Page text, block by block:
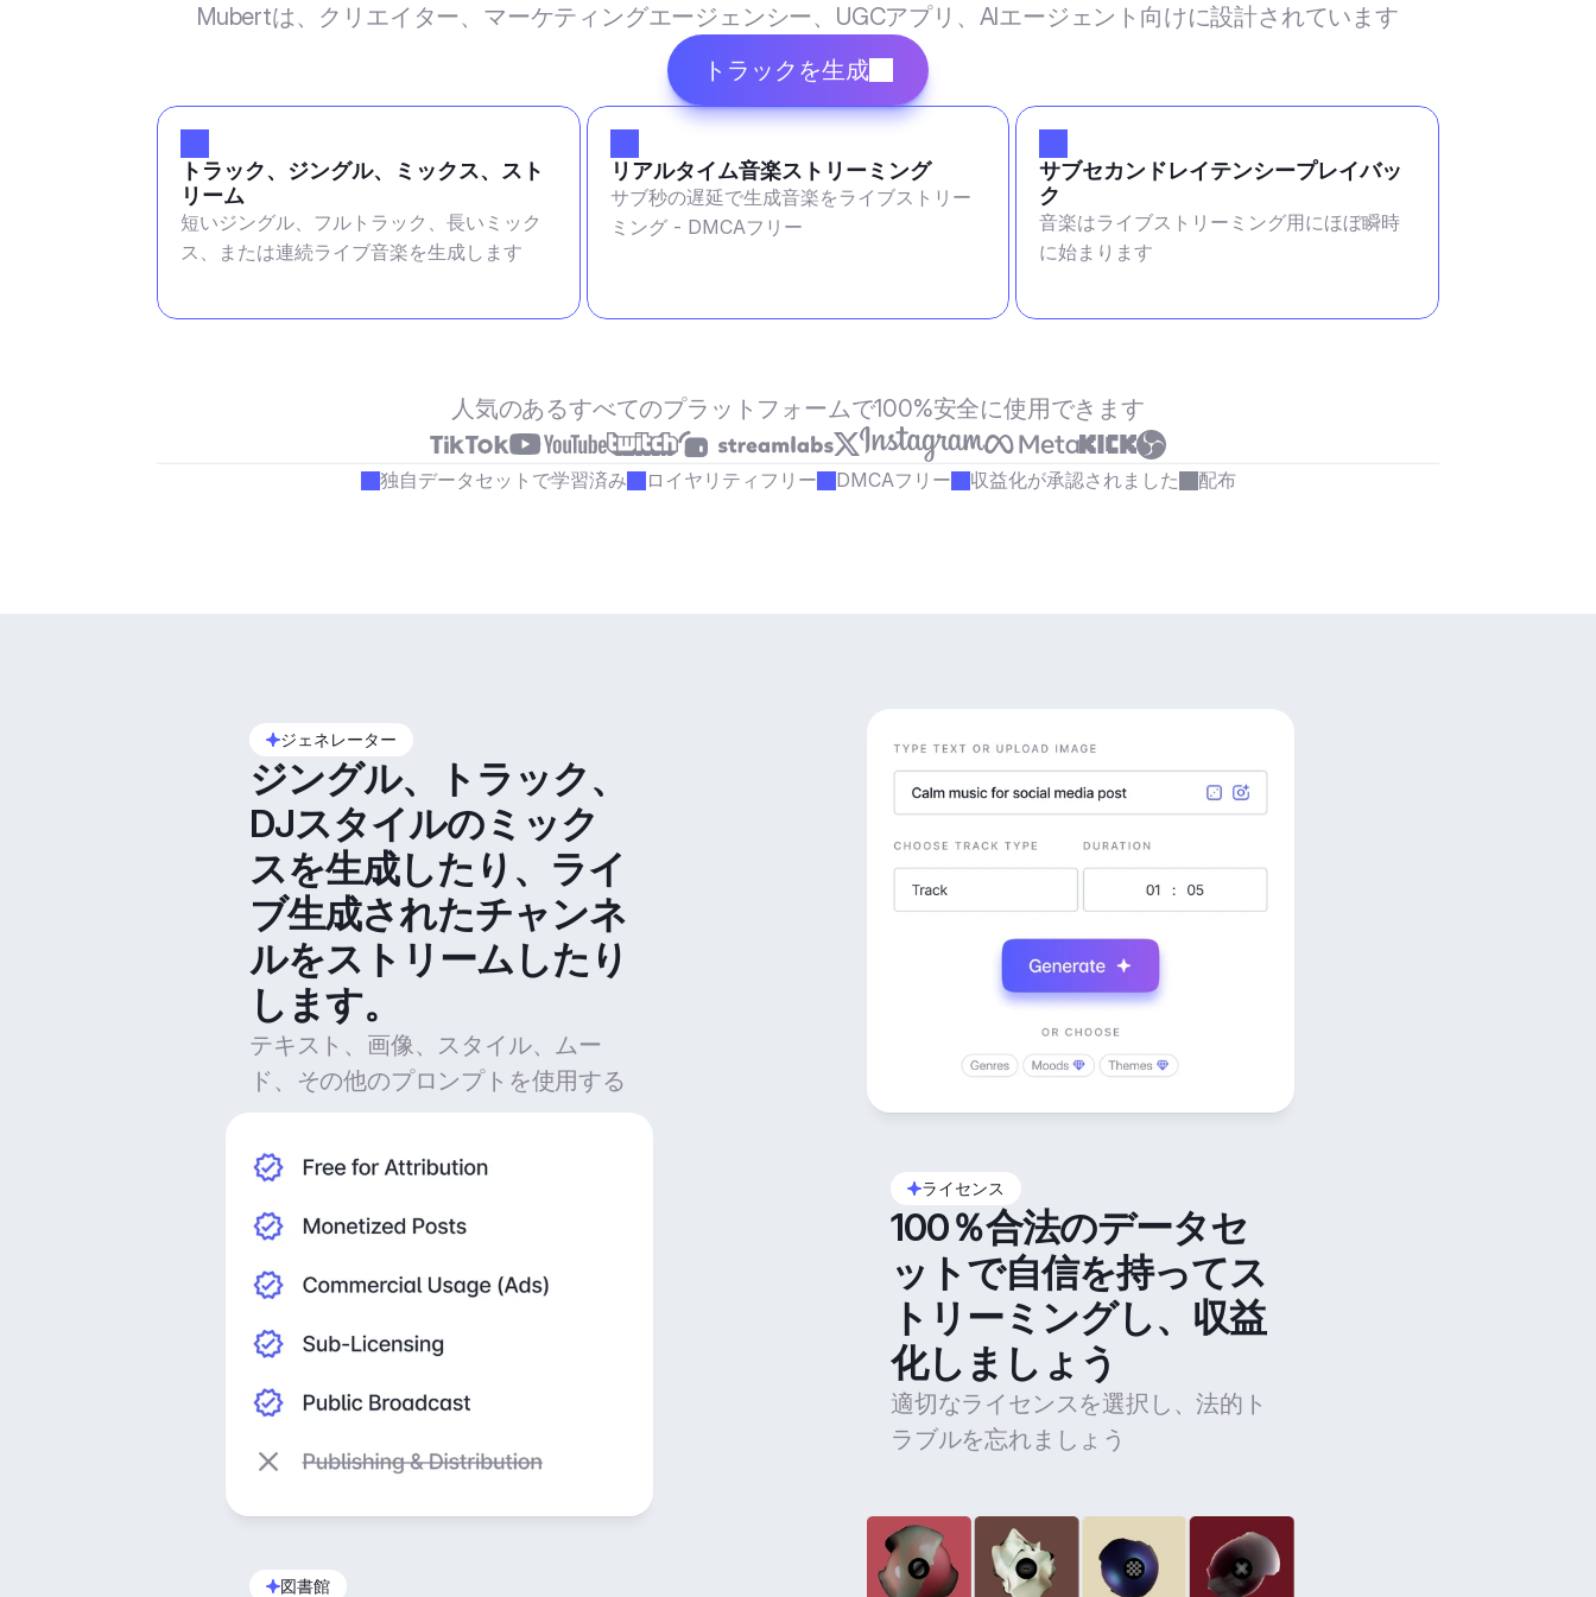
Mubertは、クリエイター、マーケティングエージェンシー、UGCアプリ、AIエージェント向けに設計されています
トラックを生成
トラック、ジングル、ミックス、スト
リーム
短いジングル、フルトラック、長いミック
ス、または連続ライブ音楽を生成します
リアルタイム音楽ストリーミング
サブ秒の遅延で生成音楽をライブストリー
ミング - DMCAフリー
サブセカンドレイテンシープレイバッ
ク
音楽はライブストリーミング用にほぼ瞬時
に始まります
人気のあるすべてのプラットフォームで100%安全に使用できます
独自データセットで学習済み ロイヤリティフリー DMCAフリー 収益化が承認されました 配布
ジェネレーター
ジングル、トラック、
DJスタイルのミック
スを生成したり、ライ
ブ生成されたチャンネ
ルをストリームしたり
します。
テキスト、画像、スタイル、ムー
ド、その他のプロンプトを使用する
ライセンス
100％合法のデータセ
ットで自信を持ってス
トリーミングし、収益
化しましょう
適切なライセンスを選択し、法的ト
ラブルを忘れましょう
図書館